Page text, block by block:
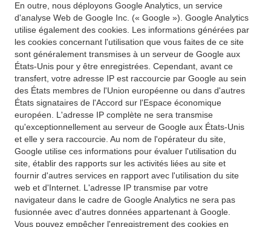
En outre, nous déployons Google Analytics, un service
d'analyse Web de Google Inc. (« Google »). Google Analytics
utilise également des cookies. Les informations générées par
les cookies concernant l'utilisation que vous faites de ce site
sont généralement transmises à un serveur de Google aux
États-Unis pour y être enregistrées. Cependant, avant ce
transfert, votre adresse IP est raccourcie par Google au sein
des États membres de l'Union européenne ou dans d'autres
États signataires de l'Accord sur l'Espace économique
européen. L'adresse IP complète ne sera transmise
qu'exceptionnellement au serveur de Google aux États-Unis
et elle y sera raccourcie. Au nom de l'opérateur du site,
Google utilise ces informations pour évaluer l'utilisation du
site, établir des rapports sur les activités liées au site et
fournir d'autres services en rapport avec l'utilisation du site
web et d'Internet. L'adresse IP transmise par votre
navigateur dans le cadre de Google Analytics ne sera pas
fusionnée avec d'autres données appartenant à Google.
Vous pouvez empêcher l'enregistrement des cookies en